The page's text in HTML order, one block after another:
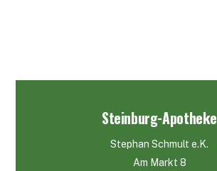
Steinburg-Apotheke
Stephan Schmult e.K.
Am Markt 8